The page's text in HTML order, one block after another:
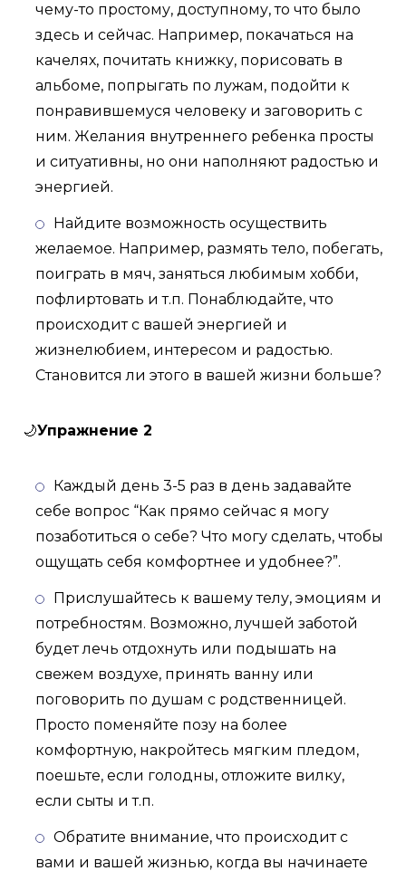
чему-то простому, доступному, то что было
здесь и сейчас. Например, покачаться на
качелях, почитать книжку, порисовать в
альбоме, попрыгать по лужам, подойти к
понравившемуся человеку и заговорить с
ним. Желания внутреннего ребенка просты
и ситуативны, но они наполняют радостью и
энергией.
Найдите возможность осуществить
желаемое. Например, размять тело, побегать,
поиграть в мяч, заняться любимым хобби,
пофлиртовать и т.п. Понаблюдайте, что
происходит с вашей энергией и
жизнелюбием, интересом и радостью.
Становится ли этого в вашей жизни больше?
🌙Упражнение 2
Каждый день 3-5 раз в день задавайте
себе вопрос “Как прямо сейчас я могу
позаботиться о себе? Что могу сделать, чтобы
ощущать себя комфортнее и удобнее?”.
Прислушайтесь к вашему телу, эмоциям и
потребностям. Возможно, лучшей заботой
будет лечь отдохнуть или подышать на
свежем воздухе, принять ванну или
поговорить по душам с родственницей.
Просто поменяйте позу на более
комфортную, накройтесь мягким пледом,
поешьте, если голодны, отложите вилку,
если сыты и т.п.
Обратите внимание, что происходит с
вами и вашей жизнью, когда вы начинаете